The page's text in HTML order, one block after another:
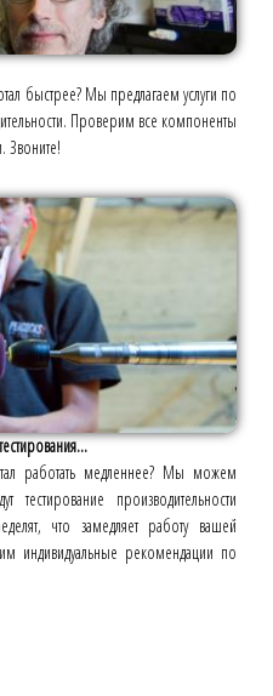
быстрее? Мы предлагаем услуги по
Проверим все компоненты
Звоните!
работать медленнее? Мы можем
производительности
что замедляет работу вашей
индивидуальные рекомендации по